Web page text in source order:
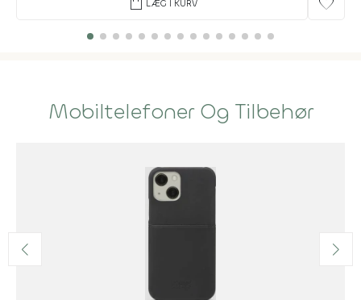
LÆG I KURV
Mobiltelefoner Og Tilbehør